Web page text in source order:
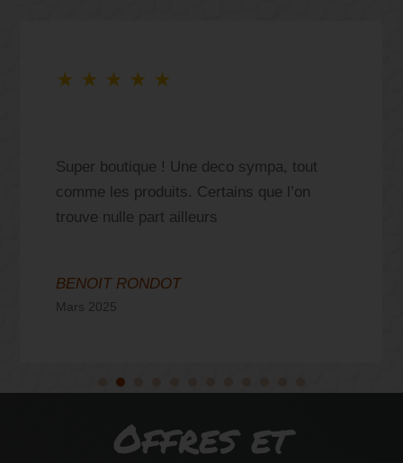
★ ★ ★ ★ ★
Super boutique ! Une deco sympa, tout
comme les produits. Certains que l’on
trouve nulle part ailleurs
BENOIT RONDOT
Mars 2025
Offres et